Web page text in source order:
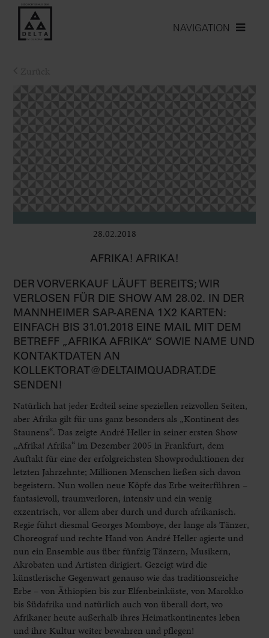
NAVIGATION
28.02.2018
AFRIKA! AFRIKA!
DER VORVERKAUF LÄUFT BEREITS; WIR
VERLOSEN FÜR DIE SHOW AM 28.02. IN DER
MANNHEIMER SAP-ARENA 1X2 KARTEN:
EINFACH BIS 31.01.2018 EINE MAIL MIT DEM
BETREFF „AFRIKA AFRIKA“ SOWIE NAME UND
KONTAKTDATEN AN
KOLLEKTORAT@DELTAIMQUADRAT.DE
SENDEN!
Natürlich hat jeder Erdteil seine speziellen reizvollen Seiten,
aber Afrika gilt für uns ganz besonders als „Kontinent des
Staunens“. Das zeigte André Heller in seiner ersten Show
„Afrika! Afrika“ im Dezember 2005 in Frankfurt, dem
Auftakt für eine der erfolgreichsten Showproduktionen der
letzten Jahrzehnte; Millionen Menschen ließen sich davon
begeistern. Nun wollen neue Köpfe das Erbe weiterführen –
fantasievoll, traumverloren, intensiv und ein wenig
exzentrisch, vor allem aber durch und durch afrikanisch.
Regie führt diesmal Georges Momboye, der lange als Tänzer,
Choreograf und rechte Hand von André Heller agierte und
nun ein Ensemble aus über fünfzig Tänzern, Musikern,
Akrobaten und Artisten dirigiert. Gezeigt wird die
künstlerische Gegenwart genauso wie das traditionsreiche
Erbe – von Äthiopien bis zur Elfenbeinküste, von Marokko
bis Südafrika und natürlich auch von überall dort, wo
Afrikaner heute außerhalb ihres Heimatkontinentes leben
und ihre Kultur weiter bewahren und pflegen!